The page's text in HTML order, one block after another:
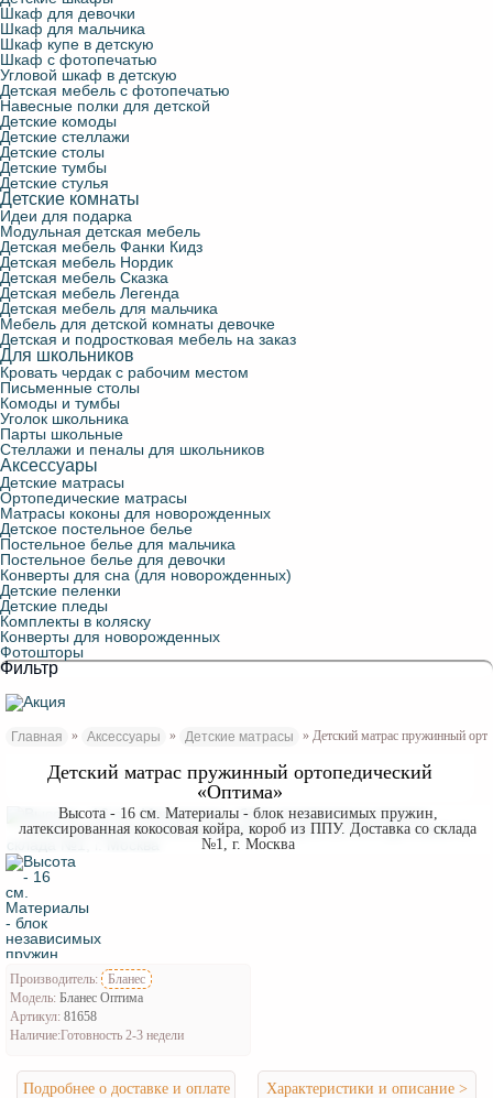
Шкаф для девочки
Шкаф для мальчика
Шкаф купе в детскую
Шкаф с фотопечатью
Угловой шкаф в детскую
Детская мебель с фотопечатью
Навесные полки для детской
Детские комоды
Детские стеллажи
Детские столы
Детские тумбы
Детские стулья
Детские комнаты
Идеи для подарка
Модульная детская мебель
Детская мебель Фанки Кидз
Детская мебель Нордик
Детская мебель Сказка
Детская мебель Легенда
Детская мебель для мальчика
Мебель для детской комнаты девочке
Детская и подростковая мебель на заказ
Для школьников
Кровать чердак с рабочим местом
Письменные столы
Комоды и тумбы
Уголок школьника
Парты школьные
Стеллажи и пеналы для школьников
Аксессуары
Детские матрасы
Ортопедические матрасы
Матрасы коконы для новорожденных
Детское постельное белье
Постельное белье для мальчика
Постельное белье для девочки
Конверты для сна (для новорожденных)
Детские пеленки
Детские пледы
Комплекты в коляску
Конверты для новорожденных
Фотошторы
Фильтр
Главная » Аксессуары » Детские матрасы » Детский матрас пружинный
Детский матрас пружинный ортопедический
«Оптима»
Высота - 16 см. Материалы - блок независимых пружин,
латексированная кокосовая койра, короб из ППУ. Доставка со склада
№1, г. Москва
Производитель:
Бланес
Модель: Бланес Оптима
Артикул: 81658
Наличие:Готовность 2-3 недели
Подробнее о доставке и оплате Характеристики и описание >